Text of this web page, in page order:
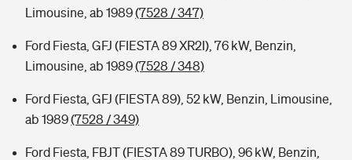
Limousine, ab 1989(7528 / 347)
Ford Fiesta, GFJ (FIESTA 89 XR2I), 76 kW, Benzin,
Limousine, ab 1989(7528 / 348)
Ford Fiesta, GFJ (FIESTA 89), 52 kW, Benzin, Limousine,
ab 1989(7528 / 349)
Ford Fiesta, FBJT (FIESTA 89 TURBO), 96 kW, Benzin,